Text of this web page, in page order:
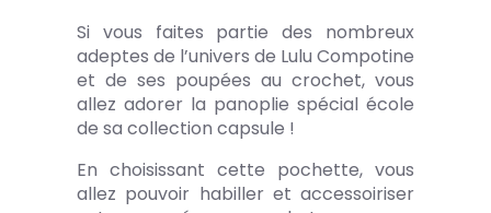
Si vous faites partie des nombreux
adeptes de l’univers de Lulu Compotine
et de ses poupées au crochet, vous
allez adorer la panoplie spécial école
de sa collection capsule !
En choisissant cette pochette, vous
allez pouvoir habiller et accessoiriser